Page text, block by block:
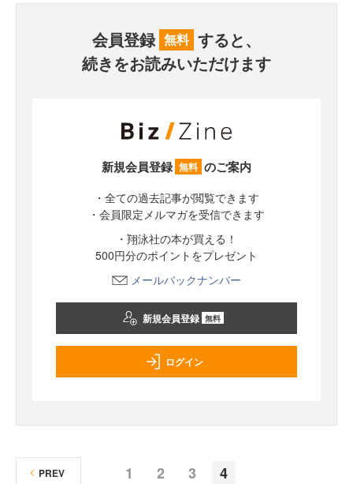
会員登録 無料 すると、
続きをお読みいただけます
新規会員登録 無料 のご案内
・全ての過去記事が閲覧できます
・会員限定メルマガを受信できます
・翔泳社の本が買える！
500円分のポイントをプレゼント
メールバックナンバー
新規会員登録 無料
ログイン
1 2 3 4
PREV